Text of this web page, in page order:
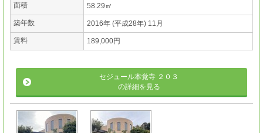
面積 58.29㎡
築年数 2016年 (平成28年) 11月
賃料 189,000円
セジュール本覚寺 ２０３
の詳細を見る